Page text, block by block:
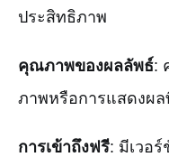
ประสิทธิภาพ
คุณภาพของผลลัพธ์:
ภาพหรือการแสดงผ
การเข้าถึงฟรี: มีเวอ